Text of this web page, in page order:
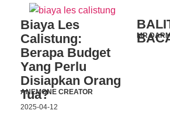
Biaya Les
Calistung:
Berapa Budget
Yang Perlu
Disiapkan Orang
Tua?
ANEMONE CREATOR
2025-04-12
MR